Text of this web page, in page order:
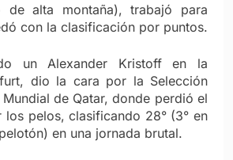
de alta montaña), trabajó para
con la clasificación por puntos.
un Alexander Kristoff en la
dio la cara por la Selección
de Qatar, donde perdió el
pelos, clasificando 28° (3° en
en una jornada brutal.